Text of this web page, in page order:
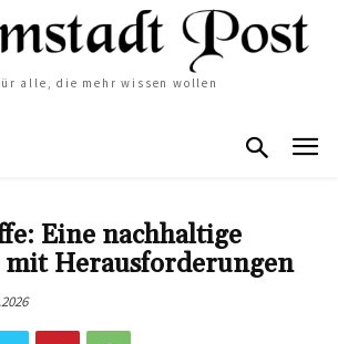
alle, die mehr wissen wollen
Eine nachhaltige
Herausforderungen